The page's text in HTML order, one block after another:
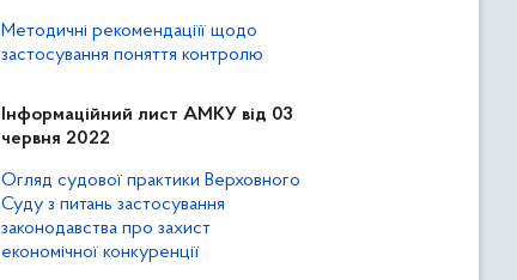
Методичні рекомендаціїї щодо
застосування поняття контролю
Інформаційний лист АМКУ від 03
червня 2022
Огляд судової практики Верховного
Суду з питань застосування
законодавства про захист
економічної конкуренції